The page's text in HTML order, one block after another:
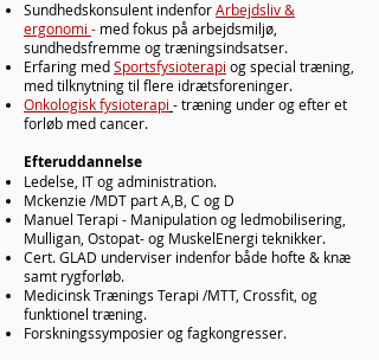
Sundhedskonsulent indenforArbejdsliv &
ergonomi - med fokus på arbejdsmiljø,
sundhedsfremme og træningsindsatser.
Erfaring medSportsfysioterapi og special træning,
med tilknytning til flere idrætsforeninger.
Onkologisk fysioterapi - træning under og efter et
forløb med cancer.
Efteruddannelse
Ledelse, IT og administration.
Mckenzie /MDT part A,B, C og D
Manuel Terapi - Manipulation og ledmobilisering,
Mulligan, Ostopat- og MuskelEnergi teknikker.
Cert. GLAD underviser indenfor både hofte & knæ
samt rygforløb.
Medicinsk Trænings Terapi /MTT, Crossfit, og
funktionel træning.
Forskningssymposier og fagkongresser.